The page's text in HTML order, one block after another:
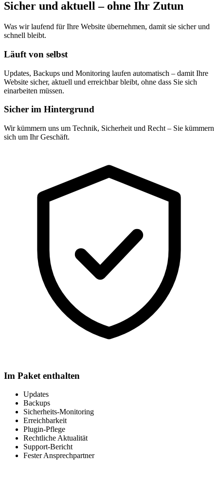
Sicher und aktuell – ohne Ihr Zutun
Was wir laufend für Ihre Website übernehmen, damit sie sicher und
schnell bleibt.
Läuft von selbst
Updates, Backups und Monitoring laufen automatisch – damit Ihre
Website sicher, aktuell und erreichbar bleibt, ohne dass Sie sich
einarbeiten müssen.
Sicher im Hintergrund
Wir kümmern uns um Technik, Sicherheit und Recht – Sie kümmern
sich um Ihr Geschäft.
Im Paket enthalten
Updates
Backups
Sicherheits-Monitoring
Erreichbarkeit
Plugin-Pflege
Rechtliche Aktualität
Support-Bericht
Fester Ansprechpartner